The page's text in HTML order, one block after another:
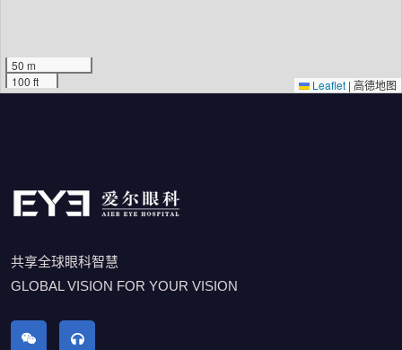
50 m
100 ft
Leaflet | 高德地图
共享全球眼科智慧
GLOBAL VISION FOR YOUR VISION